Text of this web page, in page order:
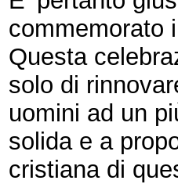
commemorato
Questa
solo di
uomini ad un
solida e a
cristiana di